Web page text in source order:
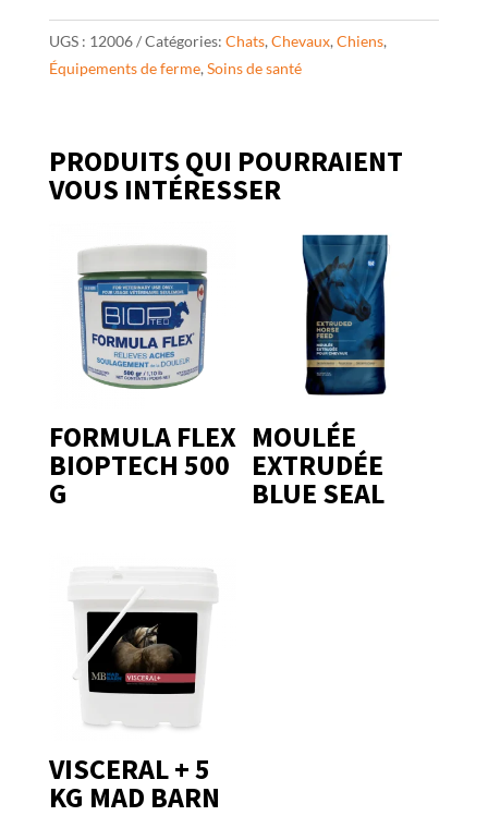
UGS : 12006 Catégories: Chats, Chevaux, Chiens,
Équipements de ferme, Soins de santé
PRODUITS QUI POURRAIENT
VOUS INTÉRESSER
FORMULA FLEX
BIOPTECH 500
G
MOULÉE
EXTRUDÉE
BLUE SEAL
VISCERAL + 5
KG MAD BARN